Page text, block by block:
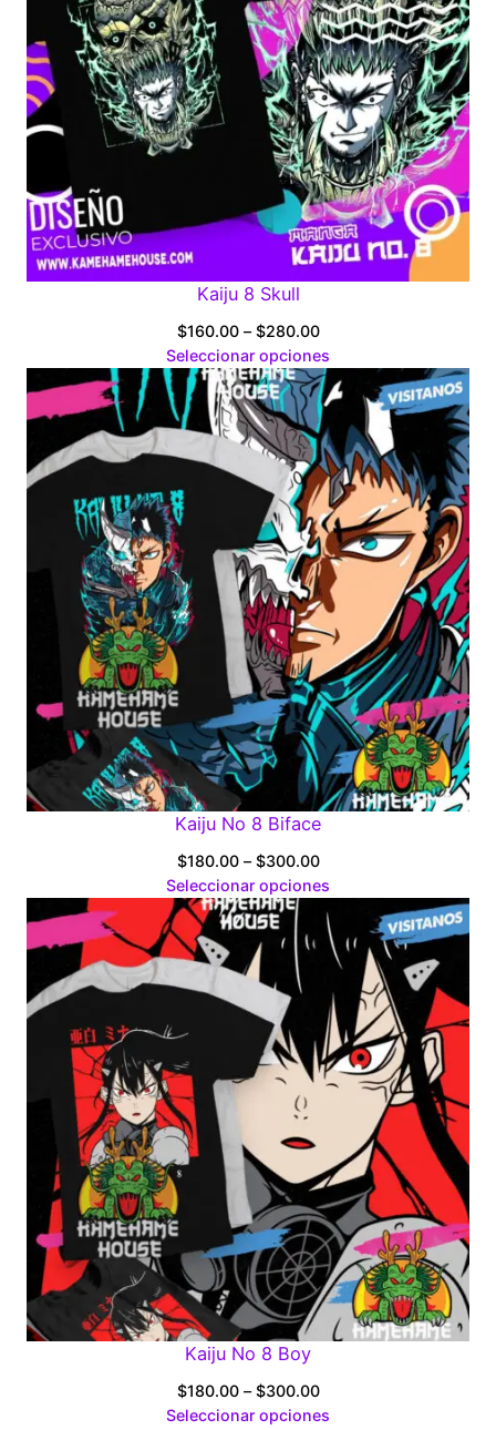
Kaiju 8 Skull
$160.00 – $280.00Price
range:
$160.00
through
$280.00
Seleccionar opciones
Kaiju No 8 Biface
$180.00 – $300.00Price
range:
$180.00
through
$300.00
Seleccionar opciones
Kaiju No 8 Boy
$180.00 – $300.00Price
range:
Seleccionar opciones